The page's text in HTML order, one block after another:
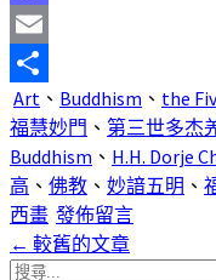
Mastodon
Email
分
享
Art 、 Buddhism 、 the
福慧妙門 、 第三世多杰
Buddhism 、 H.H. Dorje
高 、 佛教 、 妙諳五明 、
西畫 發佈留言
文
← 較舊的文章
搜